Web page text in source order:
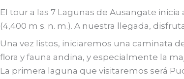
El tour a las 7 Lagunas de Ausangate
(4,400 m s. n. m.). A nuestra llegada,
Una vez listos, iniciaremos una caminata
flora y fauna andina, y especialmente la
La primera laguna que visitaremos será